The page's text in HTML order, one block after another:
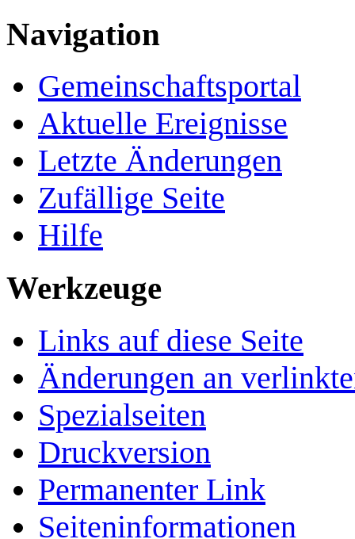
Navigation
Gemeinschafts­portal
Aktuelle Ereignisse
Letzte Änderungen
Zufällige Seite
Hilfe
Werkzeuge
Links auf diese Seite
Änderungen an
Spezialseiten
Druckversion
Permanenter Link
Seiten­­informationen